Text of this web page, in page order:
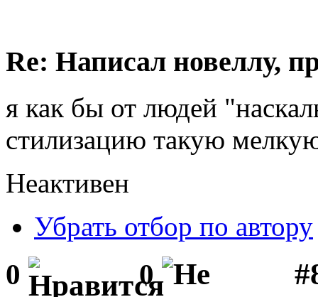
Re: Написал новеллу,
я как бы от людей
стилизацию такую
Неактивен
Убрать отбор по автору
0 0